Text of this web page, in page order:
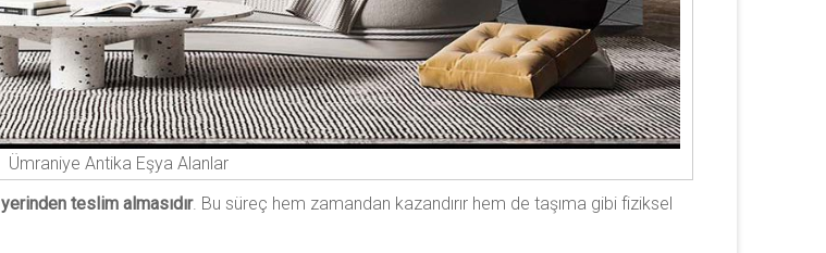
Ümraniye Antika Eşya Alanlar
yerinden teslim almasıdır. Bu süreç hem zamandan kazandırır hem de taşıma gibi fiziksel